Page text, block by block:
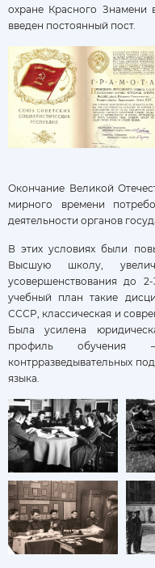
охране Красного Знамени
введен постоянный пост.
Окончание Великой
мирного времени
деятельности органов
В этих условиях были
Высшую школу,
усовершенствования до
учебный план такие
СССР, классическая и
Была усилена
профиль обучения –
контрразведывательных
языка.